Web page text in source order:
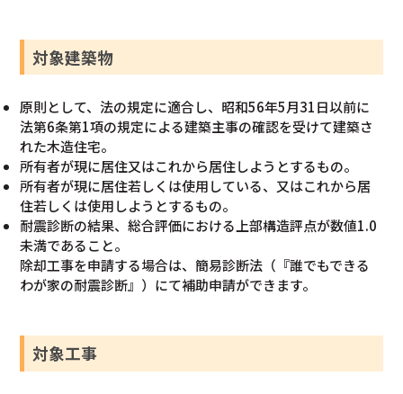
対象建築物
原則として、法の規定に適合し、昭和56年5月31日以前に
法第6条第1項の規定による建築主事の確認を受けて建築さ
れた木造住宅。
所有者が現に居住又はこれから居住しようとするもの。
所有者が現に居住若しくは使用している、又はこれから居
住若しくは使用しようとするもの。
耐震診断の結果、総合評価における上部構造評点が数値1.0
未満であること。
除却工事を申請する場合は、簡易診断法（『誰でもできる
わが家の耐震診断』）にて補助申請ができます。
対象工事